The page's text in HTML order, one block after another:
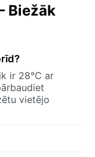
Biežāk
ir 28°C ar
vietējo